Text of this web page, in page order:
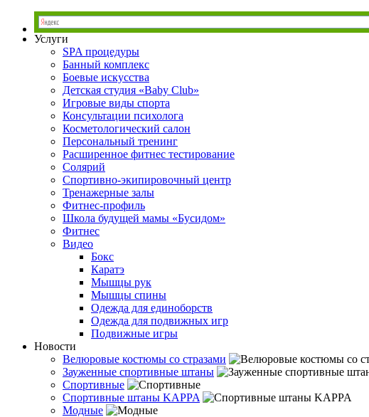
Услуги
SPA процедуры
Банный комплекс
Боевые искусства
Детская студия «Baby Club»
Игровые виды спорта
Консультации психолога
Косметологический салон
Персональный тренинг
Расширенное фитнес тестирование
Солярий
Спортивно-экипировочный центр
Тренажерные залы
Фитнес-профиль
Школа будущей мамы «Бусидом»
Фитнес
Видео
Бокс
Каратэ
Мышцы рук
Мышцы спины
Одежда для единоборств
Одежда для подвижных игр
Подвижные игры
Новости
Велюровые костюмы со стразами
Зауженные спортивные штаны
Спортивные
Спортивные штаны KAPPA
Модные